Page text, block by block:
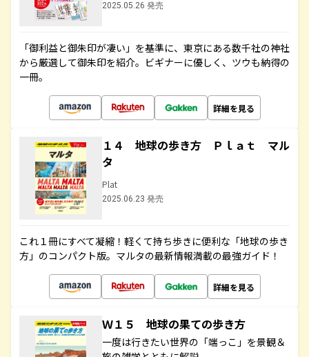
2025.05.26 発売
「御利益と御朱印が凄い」を基準に、東京にある数千社の神社
から厳選して御朱印を紹介。ビギナーに優しく、ツウも納得の
一冊。
詳細を見る
１４ 地球の歩き方 Ｐｌａｔ マル
タ
Plat
2025.06.23 発売
これ１冊にすべて凝縮！軽くて持ち歩きに便利な「地球の歩き
方」のコンパクト版。マルタの最新情報満載の最強ガイド！
詳細を見る
Ｗ１５ 地球の果ての歩き方
一度は行きたい世界の「端っこ」を景観＆